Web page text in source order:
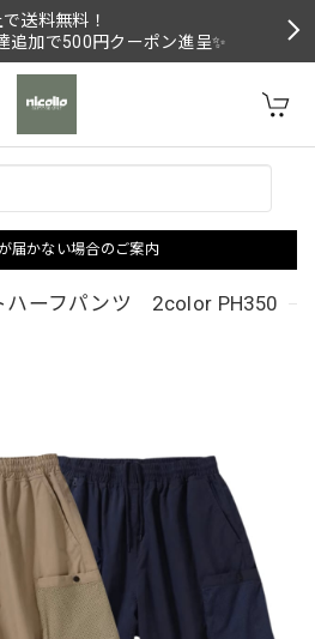
送料無料！
追加で500円クーポン進呈✨
届かない場合のご案内
ハーフパンツ 2color PH350